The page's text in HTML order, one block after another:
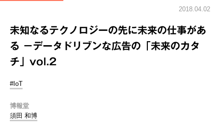
2018.04.02
未知なるテクノロジーの先に未来の仕事があ
る －データドリブンな広告の「未来のカタ
チ」vol.2
#IoT
博報堂
須田 和博